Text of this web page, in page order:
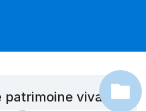
patrimoine vivant !